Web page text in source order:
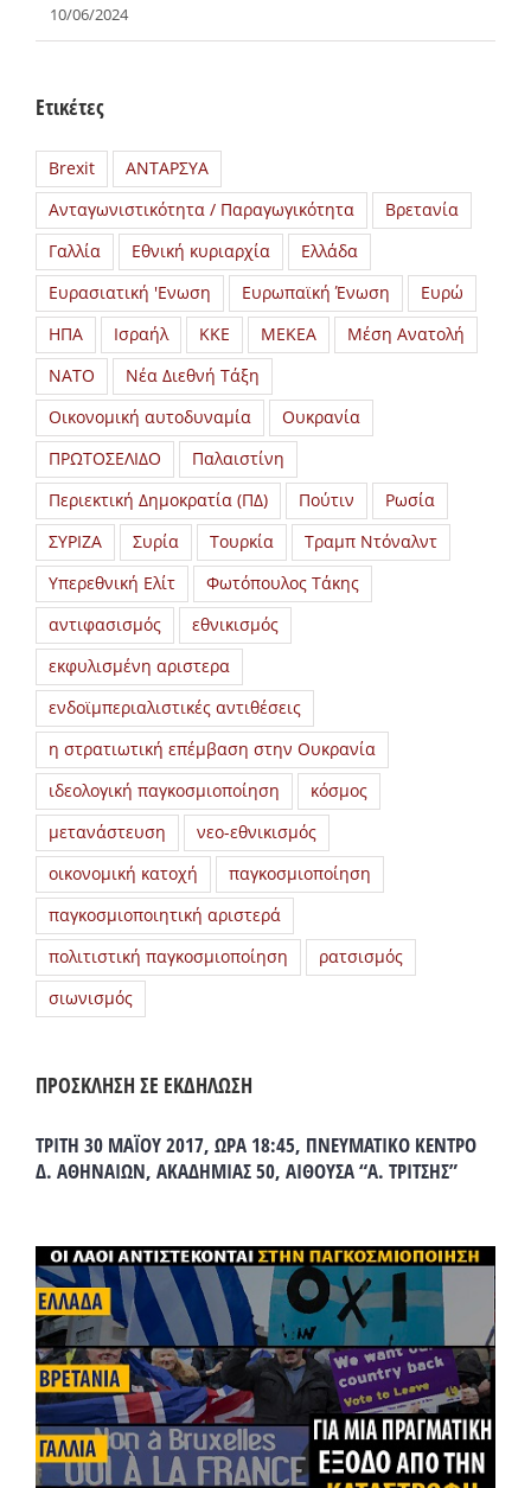
10/06/2024
Ετικέτες
Brexit
ΑΝΤΑΡΣΥΑ
Ανταγωνιστικότητα / Παραγωγικότητα
Βρετανία
Γαλλία
Εθνική κυριαρχία
Ελλάδα
Ευρασιατική 'Ενωση
Ευρωπαϊκή Ένωση
Ευρώ
ΗΠΑ
Ισραήλ ΚΚΕ ΜΕΚΕΑ
Μέση Ανατολή
ΝΑΤΟ
Νέα Διεθνή Τάξη
Οικονομική αυτοδυναμία
Ουκρανία
ΠΡΩΤΟΣΕΛΙΔΟ
Παλαιστίνη
Περιεκτική Δημοκρατία (ΠΔ)
Πούτιν
Ρωσία
ΣΥΡΙΖΑ
Συρία Τουρκία
Τραμπ Ντόναλντ
Υπερεθνική Ελίτ
Φωτόπουλος Τάκης
αντιφασισμός
εθνικισμός
εκφυλισμένη αριστερα
ενδοϊμπεριαλιστικές αντιθέσεις
η στρατιωτική επέμβαση στην Ουκρανία
ιδεολογική παγκοσμιοποίηση
κόσμος
μετανάστευση
νεο-εθνικισμός
οικονομική κατοχή
παγκοσμιοποίηση
παγκοσμιοποιητική αριστερά
πολιτιστική παγκοσμιοποίηση
ρατσισμός
σιωνισμός
ΠΡΟΣΚΛΗΣΗ ΣΕ ΕΚΔΗΛΩΣΗ
ΤΡΙΤΗ 30 ΜΑΪΟΥ 2017, ΩΡΑ 18:45, ΠΝΕΥΜΑΤΙΚΟ ΚΕΝΤΡΟ
Δ. ΑΘΗΝΑΙΩΝ, ΑΚΑΔΗΜΙΑΣ 50, ΑΙΘΟΥΣΑ “Α. ΤΡΙΤΣΗΣ”